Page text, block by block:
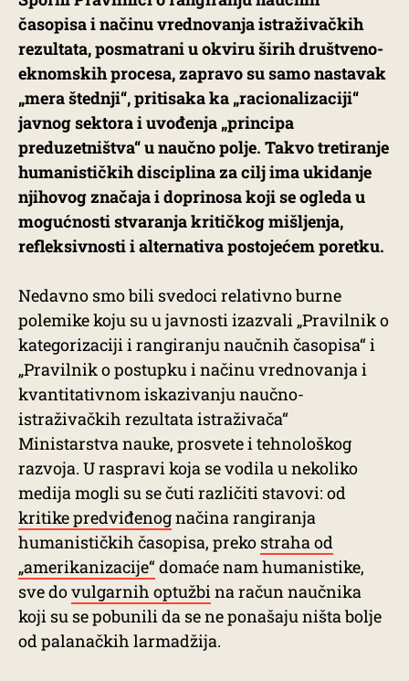
časopisa i načinu vrednovanja istraživačkih
rezultata, posmatrani u okviru širih društveno-
eknomskih procesa, zapravo su samo nastavak
„mera štednji“, pritisaka ka „racionalizaciji“
javnog sektora i uvođenja „principa
preduzetništva“ u naučno​ ​polje. Takvo tretiranje
humanističkih disciplina za cilj ima ukidanje
njihovog značaja i doprinosa koji se ogleda u
mogućnosti stvaranja kritičkog mišljenja,
refleksivnosti i alternativa postojećem poretku.
Nedavno smo bili svedoci relativno burne
polemike koju su u javnosti izazvali „Pravilnik o
kategorizaciji i rangiranju naučnih časopisa“ i
„Pravilnik o postupku i načinu vrednovanja i
kvantitativnom iskazivanju naučno-
istraživačkih rezultata istraživača“
Ministarstva nauke, prosvete i tehnološkog
razvoja. U raspravi koja se vodila u nekoliko
medija mogli su se čuti različiti stavovi: od
kritike predviđenognačina rangiranja
humanističkih časopisa, preko straha od
„amerikanizacije“ domaće nam humanistike,
sve dovulgarnih optužbina račun naučnika
koji su se pobunili da se ne ponašaju ništa bolje
od palanačkih larmadžija.